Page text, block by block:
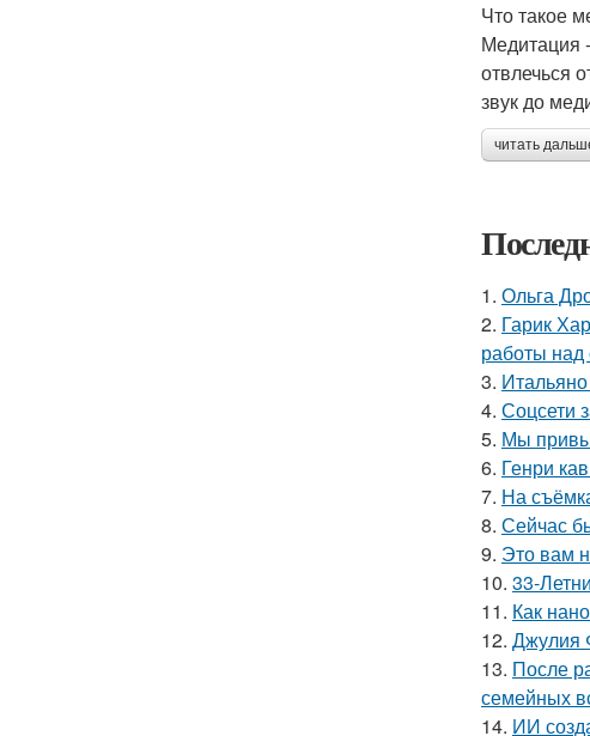
Что такое
Медитация
отвлечься
звук до
читать
1. Ольга
2. Гарик
работы над
3.
4. Соцсети
5. Мы
6. Генри
7. На
8. Сейчас
9. Это вам
10. 33-
11. Как
12. Джулия
13. После
семейных
14. ИИ